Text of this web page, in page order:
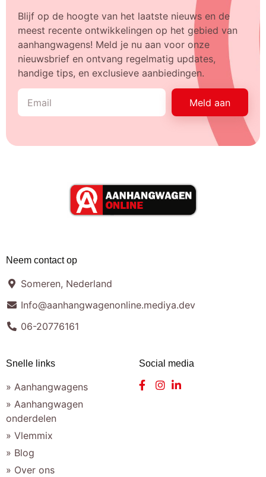
Blijf op de hoogte van het laatste nieuws en de
meest recente ontwikkelingen op het gebied van
aanhangwagens! Meld je nu aan voor onze
nieuwsbrief en ontvang regelmatig updates,
handige tips, en exclusieve aanbiedingen.
Meld aan
Neem contact op
Someren, Nederland
Info@aanhangwagenonline.mediya.dev
06-20776161
Snelle links
» Aanhangwagens
» Aanhangwagen
onderdelen
» Vlemmix
» Blog
» Over ons
Social media